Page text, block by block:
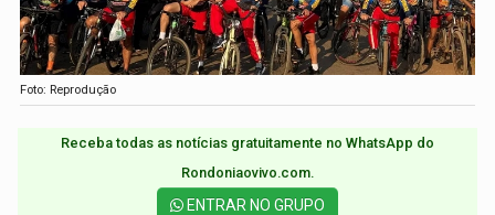
Foto: Reprodução
Receba todas as notícias gratuitamente no WhatsApp do
Rondoniaovivo.com.​
ENTRAR NO GRUPO